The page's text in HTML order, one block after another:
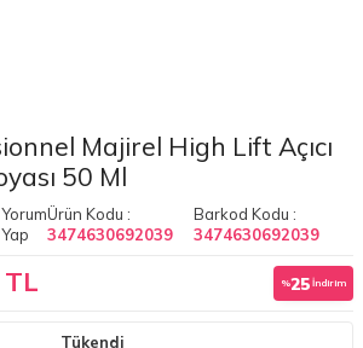
Majirel High Lift Açıcı
50 Ml
Yorum
Yap
Ürün Kodu :
3474630692039
Barkod Kodu :
3474630692039
%25 İndirim
Tükendi